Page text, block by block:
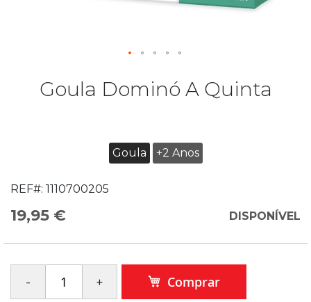
Goula Dominó A Quinta
Goula +2 Anos
REF#: 1110700205
19,95 € DISPONÍVEL
Comprar